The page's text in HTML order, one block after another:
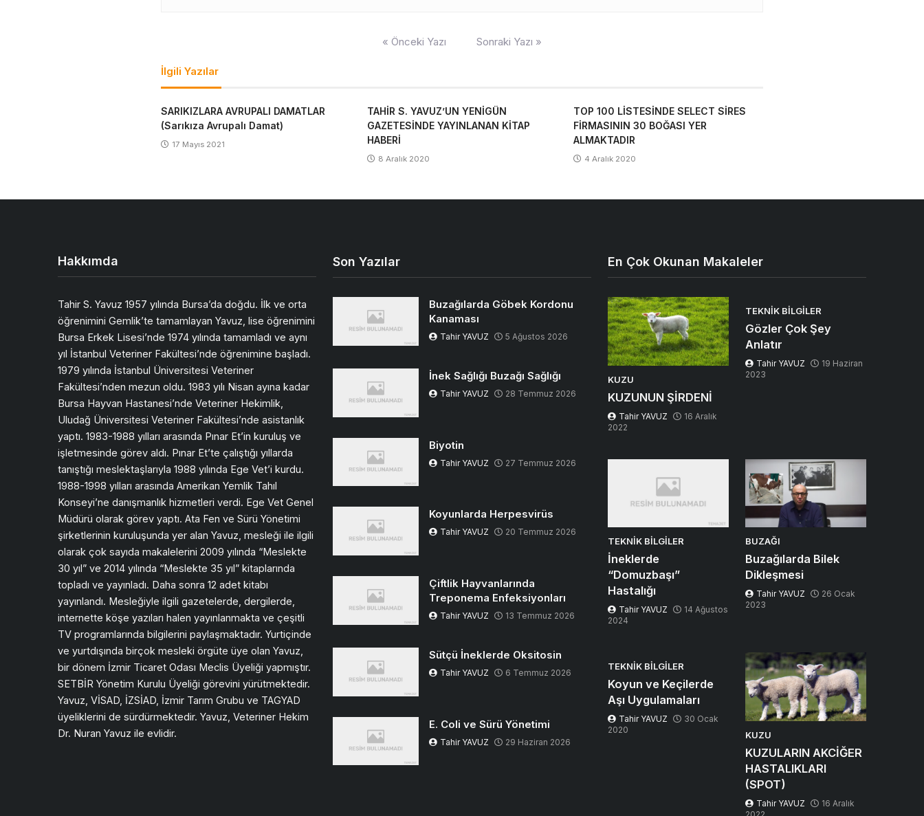
« Önceki Yazı Sonraki Yazı »
İlgili Yazılar
SARIKIZLARA AVRUPALI DAMATLAR
(Sarıkıza Avrupalı Damat)
17 Mayıs 2021
TAHİR S. YAVUZ’UN YENİGÜN
GAZETESİNDE YAYINLANAN KİTAP
HABERİ
8 Aralık 2020
TOP 100 LİSTESİNDE SELECT SİRES
FİRMASININ 30 BOĞASI YER
ALMAKTADIR
4 Aralık 2020
Hakkımda
Tahir S. Yavuz 1957 yılında Bursa’da doğdu. İlk ve orta
öğrenimini Gemlik’te tamamlayan Yavuz, lise öğrenimini
Bursa Erkek Lisesi’nde 1974 yılında tamamladı ve aynı
yıl İstanbul Veteriner Fakültesi’nde öğrenimine başladı.
1979 yılında İstanbul Üniversitesi Veteriner
Fakültesi’nden mezun oldu. 1983 yılı Nisan ayına kadar
Bursa Hayvan Hastanesi’nde Veteriner Hekimlik,
Uludağ Üniversitesi Veteriner Fakültesi’nde asistanlık
yaptı. 1983-1988 yılları arasında Pınar Et’in kuruluş ve
işletmesinde görev aldı. Pınar Et’te çalıştığı yıllarda
tanıştığı meslektaşlarıyla 1988 yılında Ege Vet’i kurdu.
1988-1998 yılları arasında Amerikan Yemlik Tahıl
Konseyi’ne danışmanlık hizmetleri verdi. Ege Vet Genel
Müdürü olarak görev yaptı. Ata Fen ve Sürü Yönetimi
şirketlerinin kuruluşunda yer alan Yavuz, mesleği ile ilgili
olarak çok sayıda makalelerini 2009 yılında “Meslekte
30 yıl” ve 2014 yılında “Meslekte 35 yıl” kitaplarında
topladı ve yayınladı. Daha sonra 12 adet kitabı
yayınlandı. Mesleğiyle ilgili gazetelerde, dergilerde,
internette köşe yazıları halen yayınlanmakta ve çeşitli
TV programlarında bilgilerini paylaşmaktadır. Yurtiçinde
ve yurtdışında birçok mesleki örgüte üye olan Yavuz,
bir dönem İzmir Ticaret Odası Meclis Üyeliği yapmıştır.
SETBİR Yönetim Kurulu Üyeliği görevini yürütmektedir.
Yavuz, VİSAD, İZSİAD, İzmir Tarım Grubu ve TAGYAD
üyeliklerini de sürdürmektedir. Yavuz, Veteriner Hekim
Dr. Nuran Yavuz ile evlidir.
Son Yazılar
Buzağılarda Göbek Kordonu
Kanaması
Tahir YAVUZ 5 Ağustos 2026
İnek Sağlığı Buzağı Sağlığı
Tahir YAVUZ 28 Temmuz 2026
Biyotin
Tahir YAVUZ 27 Temmuz 2026
Koyunlarda Herpesvirüs
Tahir YAVUZ 20 Temmuz 2026
Çiftlik Hayvanlarında
Treponema Enfeksiyonları
Tahir YAVUZ 13 Temmuz 2026
Sütçü İneklerde Oksitosin
Tahir YAVUZ 6 Temmuz 2026
E. Coli ve Sürü Yönetimi
Tahir YAVUZ 29 Haziran 2026
En Çok Okunan Makaleler
KUZU
KUZUNUN ŞİRDENİ
Tahir YAVUZ
16 Aralık
2022
TEKNIK BILGILER
Gözler Çok Şey
Anlatır
Tahir YAVUZ
19 Haziran
2023
TEKNIK BILGILER
İneklerde
“Domuzbaşı”
Hastalığı
Tahir YAVUZ
14 Ağustos
2024
BUZAĞI
Buzağılarda Bilek
Dikleşmesi
Tahir YAVUZ
26 Ocak
2023
TEKNIK BILGILER
Koyun ve Keçilerde
Aşı Uygulamaları
Tahir YAVUZ
30 Ocak
2020
KUZU
KUZULARIN AKCİĞER
HASTALIKLARI
(SPOT)
Tahir YAVUZ
16 Aralık